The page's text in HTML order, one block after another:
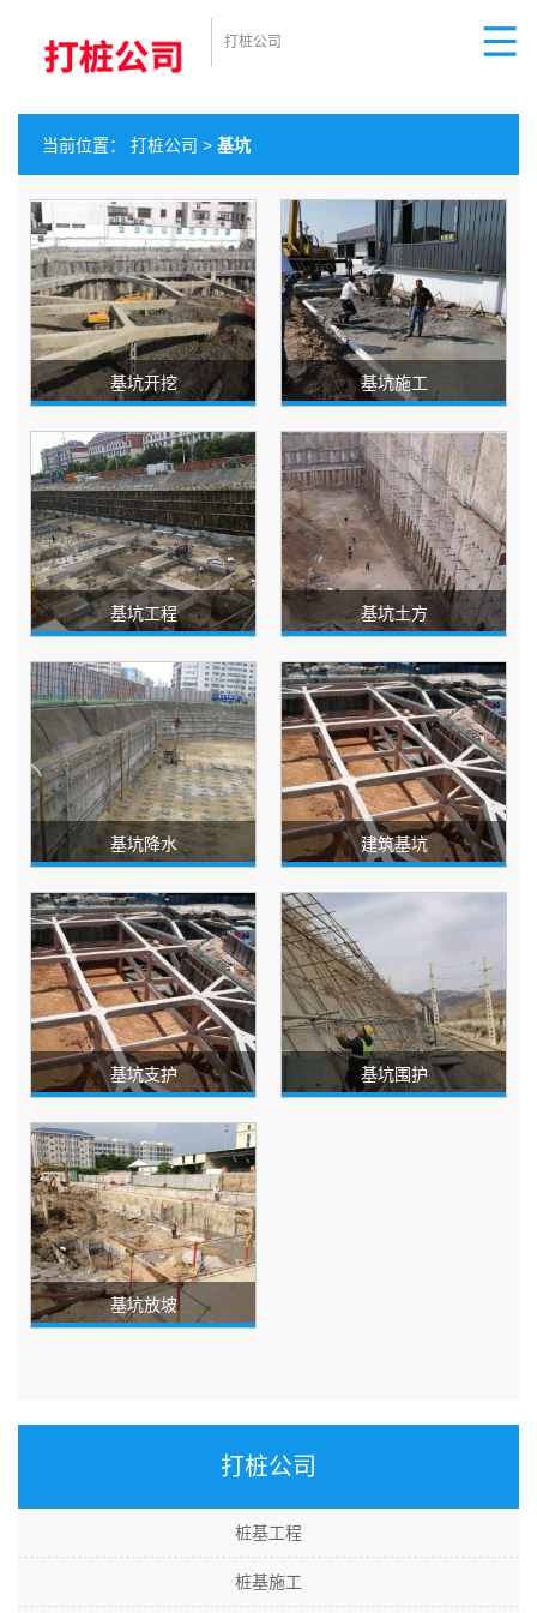
打桩公司
当前位置： 打桩公司 > 基坑
基坑开挖 基坑施工
基坑工程 基坑土方
基坑降水 建筑基坑
基坑支护 基坑围护
基坑放坡
打桩公司
桩基工程
桩基施工